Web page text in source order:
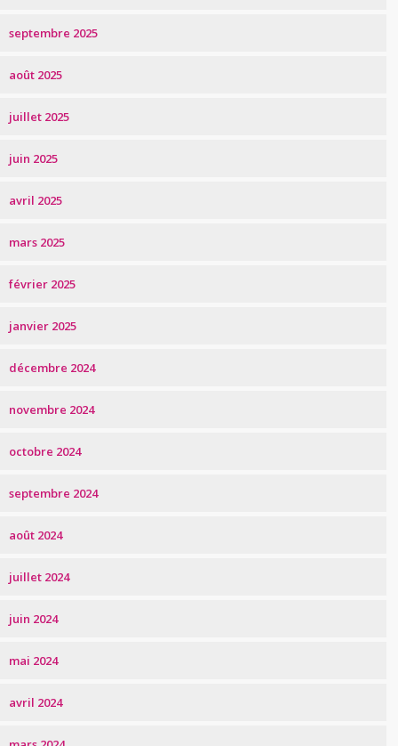
septembre 2025
août 2025
juillet 2025
juin 2025
avril 2025
mars 2025
février 2025
janvier 2025
décembre 2024
novembre 2024
octobre 2024
septembre 2024
août 2024
juillet 2024
juin 2024
mai 2024
avril 2024